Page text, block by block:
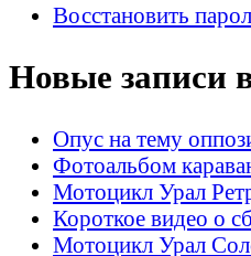
Восстановить
Новые записи
Опус на тему
Фотоальбом
Мотоцикл Урал
Короткое видео о
Мотоцикл Урал